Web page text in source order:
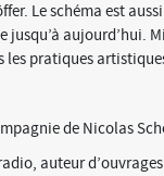
Le schéma est
jusqu’à aujourd’hui.
les pratiques
de Nicolas
auteur